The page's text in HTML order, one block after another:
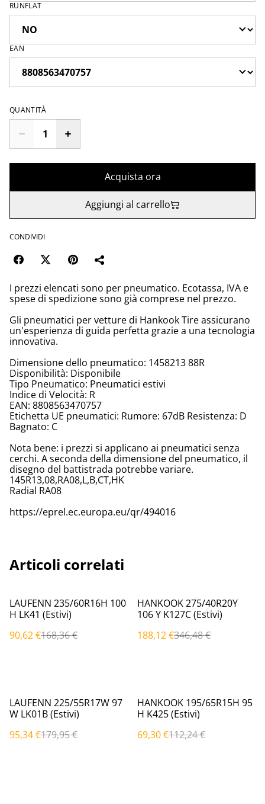
RUNFLAT
EAN
QUANTITÀ
Acquista ora
Aggiungi al carrello
CONDIVIDI
I prezzi elencati sono per pneumatico. Ecotassa, IVA e
spese di spedizione sono già comprese nel prezzo.
Gli pneumatici per vetture di Hankook Tire assicurano
un'esperienza di guida perfetta grazie a una tecnologia
innovativa.
Dimensione dello pneumatico: 1458213 88R
Disponibilità: Disponibile
Tipo Pneumatico: Pneumatici estivi
Indice di Velocità: R
EAN: 8808563470757
Etichetta UE pneumatici: Rumore: 67dB Resistenza: D
Bagnato: C
Nota bene: i prezzi si applicano ai pneumatici senza
cerchi. A seconda della dimensione del pneumatico, il
disegno del battistrada potrebbe variare.
145R13,08,RA08,L,B,CT,HK
Radial RA08
https://eprel.ec.europa.eu/qr/494016
Articoli correlati
%
LAUFENN 235/60R16H 100
H LK41 (Estivi)
90,62 €168,36 €
%
HANKOOK 275/40R20Y
106 Y K127C (Estivi)
188,12 €346,48 €
%
LAUFENN 225/55R17W 97
W LK01B (Estivi)
95,34 €179,95 €
%
HANKOOK 195/65R15H 95
H K425 (Estivi)
69,30 €112,24 €